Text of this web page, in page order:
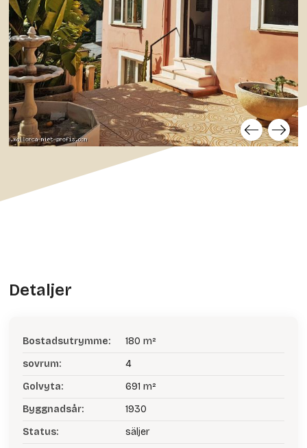
Detaljer
Bostadsutrymme:
180 m²
sovrum:
4
Golvyta:
691 m²
Byggnadsår:
1930
Status:
säljer